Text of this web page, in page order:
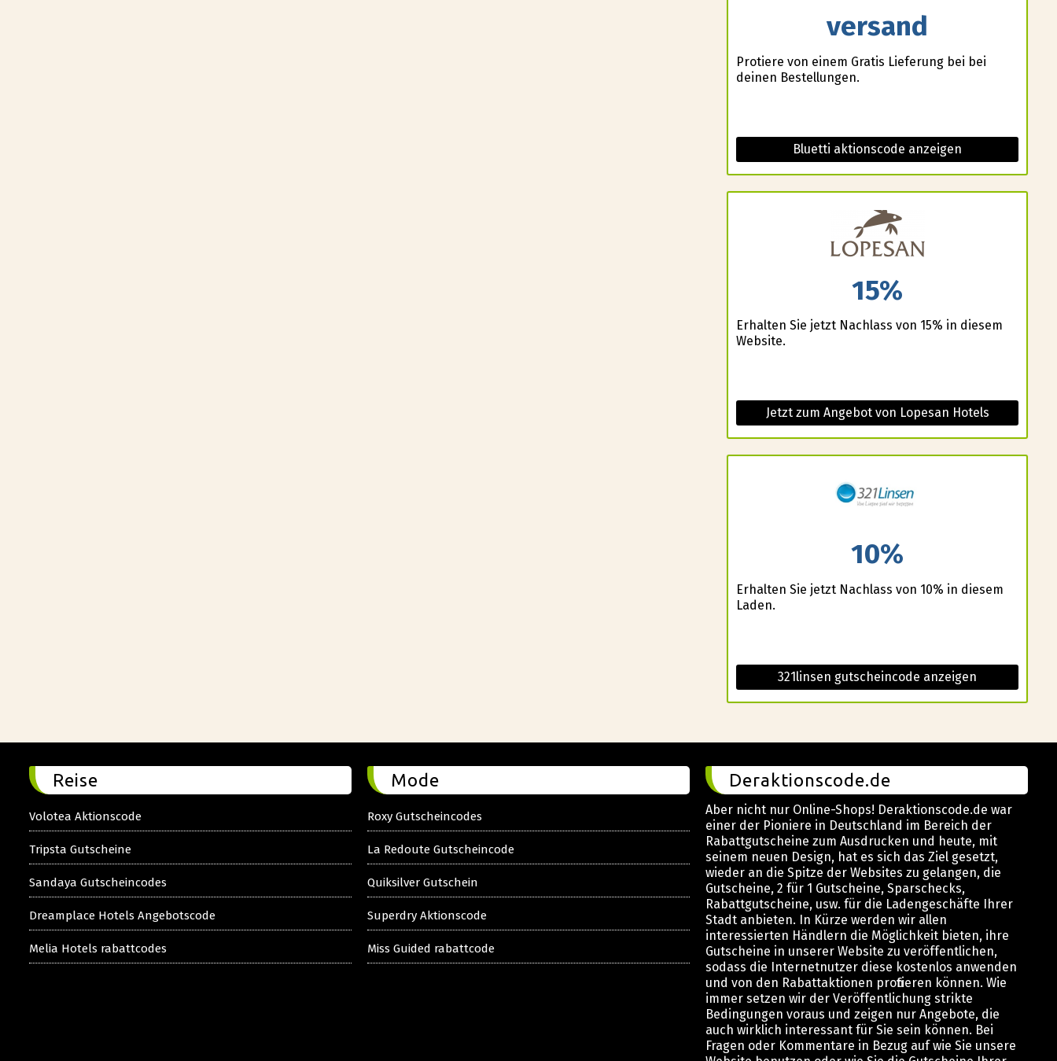
versand
Profitiere von einem Gratis Lieferung bei bei
deinen Bestellungen.
Bluetti aktionscode anzeigen
15%
Erhalten Sie jetzt Nachlass von 15% in diesem
Website.
Jetzt zum Angebot von Lopesan Hotels
10%
Erhalten Sie jetzt Nachlass von 10% in diesem
Laden.
321linsen gutscheincode anzeigen
Reise
Volotea Aktionscode
Tripsta Gutscheine
Sandaya Gutscheincodes
Dreamplace Hotels Angebotscode
Melia Hotels rabattcodes
Mode
Roxy Gutscheincodes
La Redoute Gutscheincode
Quiksilver Gutschein
Superdry Aktionscode
Miss Guided rabattcode
Deraktionscode.de
Aber nicht nur Online-Shops! Deraktionscode.de war
einer der Pioniere in Deutschland im Bereich der
Rabattgutscheine zum Ausdrucken und heute, mit
seinem neuen Design, hat es sich das Ziel gesetzt,
wieder an die Spitze der Websites zu gelangen, die
Gutscheine, 2 für 1 Gutscheine, Sparschecks,
Rabattgutscheine, usw. für die Ladengeschäfte Ihrer
Stadt anbieten. In Kürze werden wir allen
interessierten Händlern die Möglichkeit bieten, ihre
Gutscheine in unserer Website zu veröffentlichen,
sodass die Internetnutzer diese kostenlos anwenden
und von den Rabattaktionen profitieren können. Wie
immer setzen wir der Veröffentlichung strikte
Bedingungen voraus und zeigen nur Angebote, die
auch wirklich interessant für Sie sein können. Bei
Fragen oder Kommentare in Bezug auf wie Sie unsere